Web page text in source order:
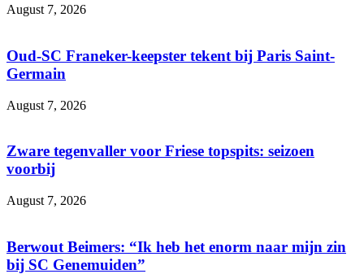
August 7, 2026
Oud-SC Franeker-keepster tekent bij Paris Saint-
Germain
August 7, 2026
Zware tegenvaller voor Friese topspits: seizoen
voorbij
August 7, 2026
Berwout Beimers: “Ik heb het enorm naar mijn zin
bij SC Genemuiden”